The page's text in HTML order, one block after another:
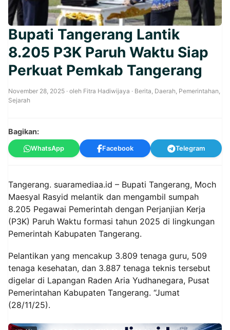
Bupati Tangerang Lantik
8.205 P3K Paruh Waktu Siap
Perkuat Pemkab Tangerang
November 28, 2025 · oleh Fitra Hadiwijaya · Berita, Daerah, Pemerintahan,
Sejarah
Bagikan:
WhatsApp Facebook Telegram
Tangerang. suaramediaa.id – Bupati Tangerang, Moch
Maesyal Rasyid melantik dan mengambil sumpah
8.205 Pegawai Pemerintah dengan Perjanjian Kerja
(P3K) Paruh Waktu formasi tahun 2025 di lingkungan
Pemerintah Kabupaten Tangerang.
Pelantikan yang mencakup 3.809 tenaga guru, 509
tenaga kesehatan, dan 3.887 tenaga teknis tersebut
digelar di Lapangan Raden Aria Yudhanegara, Pusat
Pemerintahan Kabupaten Tangerang. “Jumat
(28/11/25).